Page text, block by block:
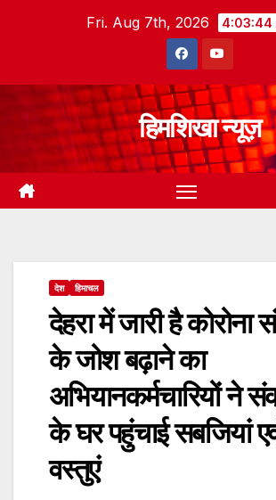
Fri. Aug 7th, 2026 4:03:45
हिमशिखा न्यूज़
देश हिमाचल
देहरा में जारी है कोरोना
के जोश बढ़ाने का
अभियानकर्मचारियों ने
के घर पहुंचाई सबजियां
वस्तुएं